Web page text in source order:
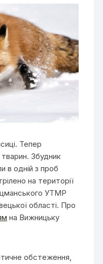
Тепер
тварин. Збудник
в одній з проб
на території
УТМР
області. Про
на Вижницьку
обстеження,